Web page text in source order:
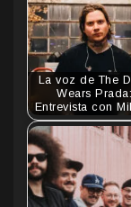
La voz de The
Wears Prada:
Entrevista con